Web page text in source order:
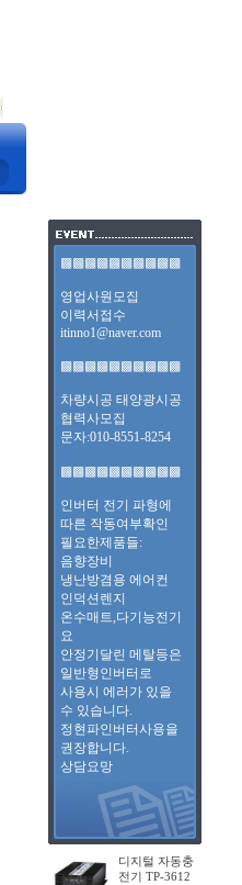
▩▩▩▩▩▩▩▩▩▩
영업사원모집
이력서접수
itinno1@naver.com
▩▩▩▩▩▩▩▩▩▩
차량시공 태양광시공
협력사모집
문자:010-8551-8254
▩▩▩▩▩▩▩▩▩▩
인버터 전기 파형에
따른 작동여부확인
필요한제품들:
음향장비
냉난방겸용 에어컨
인덕션렌지
온수매트,다기능전기
요
안정기달린 메탈등은
일반형인버터로
사용시 에러가 있을
수 있습니다.
정현파인버터사용을
권장합니다.
상담요망
디지털 자동충
전기 TP-3612